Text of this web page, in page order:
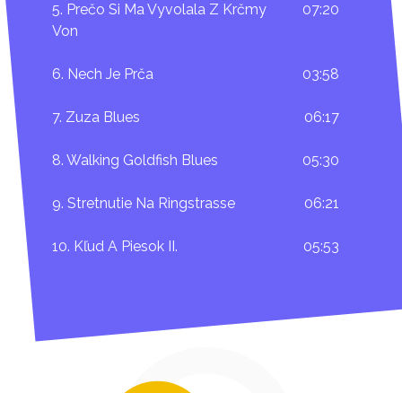
5. Prečo Si Ma Vyvolala Z Krčmy
Von
07:20
6. Nech Je Prča 03:58
7. Zuza Blues 06:17
8. Walking Goldfish Blues 05:30
9. Stretnutie Na Ringstrasse 06:21
10. Kľud A Piesok II. 05:53